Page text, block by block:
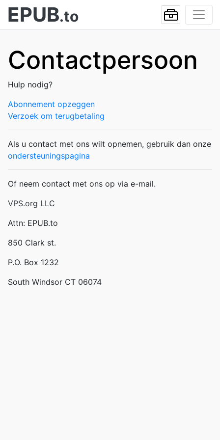
EPUB.to
Contactpersoon
Hulp nodig?
Abonnement opzeggen
Verzoek om terugbetaling
Als u contact met ons wilt opnemen, gebruik dan onze
ondersteuningspagina
Of neem contact met ons op via e-mail.
VPS.org LLC
Attn: EPUB.to
850 Clark st.
P.O. Box 1232
South Windsor CT 06074